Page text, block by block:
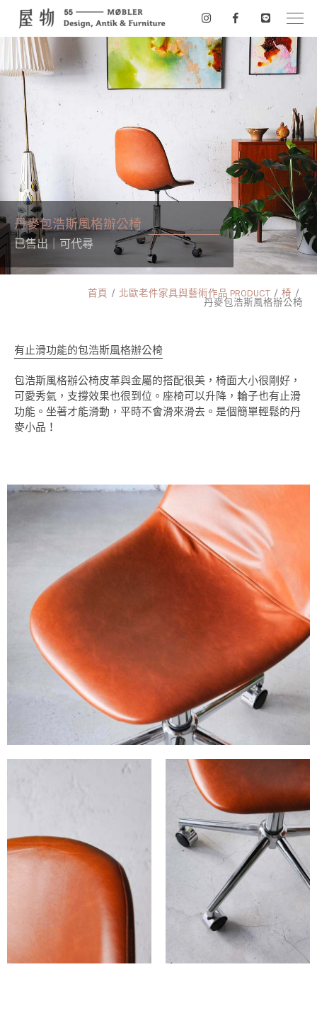
丹麥包浩斯風格辦公椅
已售出｜可代尋
首頁 北歐老件家具與藝術作品 PRODUCT
椅
丹麥包浩斯風格辦公椅
有止滑功能的包浩斯風格辦公椅
包浩斯風格辦公椅皮革與金屬的搭配很美，椅面大小很剛好，
可愛秀氣，支撐效果也很到位。座椅可以升降，輪子也有止滑
功能。坐著才能滑動，平時不會滑來滑去。是個簡單輕鬆的丹
麥小品！